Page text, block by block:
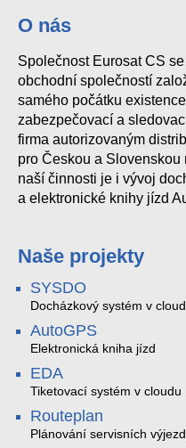
O nás
Společnost Eurosat CS
obchodní společností
samého počátku
zabezpečovací a
firma autorizovaným
pro Českou a
naší činnosti je i vývoj
a elektronické knihy jízd
Naše projekty
SYSDO
Docházkový systém v
AutoGPS
Elektronická kniha jízd
EDA
Tiketovací systém v cloudu
Routeplan
Plánování servisních